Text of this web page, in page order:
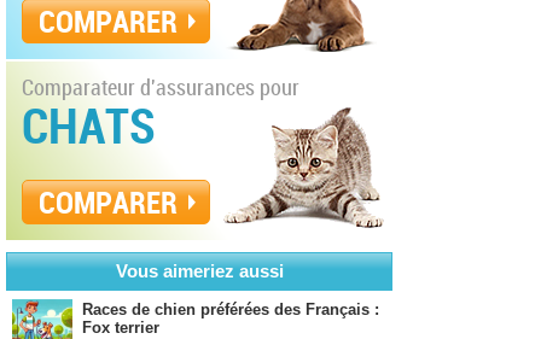
COMPARER
Comparateur d'assurances pour
CHATS
COMPARER
Vous aimeriez aussi
Races de chien préférées des Français :
Fox terrier